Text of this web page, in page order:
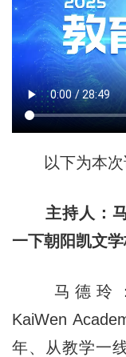
以下为本次
主持人：
一下朝阳凯文
马德玲：
KaiWen
年、从教学一